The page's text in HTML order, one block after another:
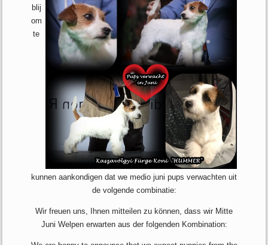
blij
om
te
kunnen aankondigen dat we medio juni pups verwachten uit
de volgende combinatie:
Wir freuen uns, Ihnen mitteilen zu können, dass wir Mitte
Juni Welpen erwarten aus der folgenden Kombination: